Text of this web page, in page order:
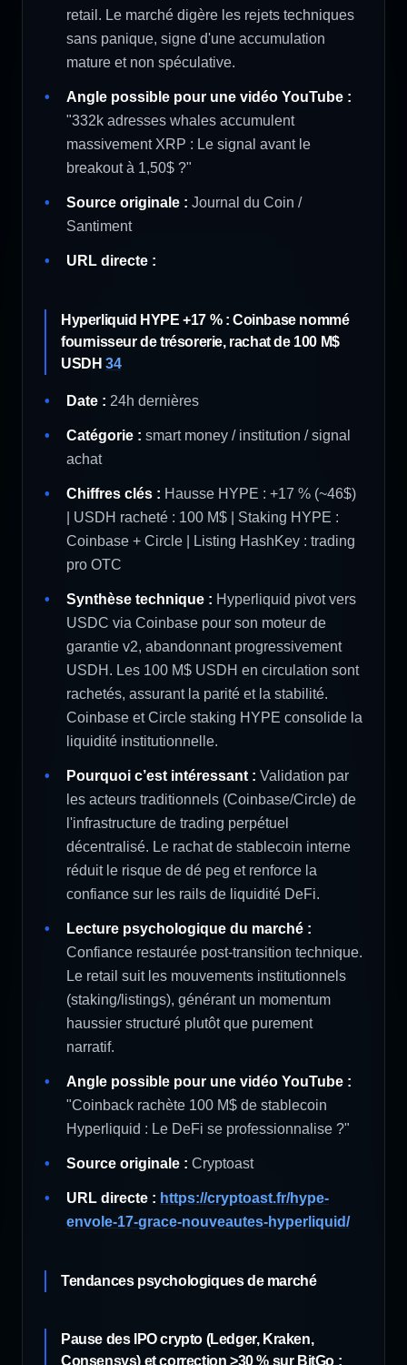
retail. Le marché digère les rejets techniques
sans panique, signe d'une accumulation
mature et non spéculative.
Angle possible pour une vidéo YouTube :
"332k adresses whales accumulent
massivement XRP : Le signal avant le
breakout à 1,50$ ?"
Source originale : Journal du Coin /
Santiment
URL directe :
Hyperliquid HYPE +17 % : Coinbase nommé
fournisseur de trésorerie, rachat de 100 M$
USDH 34
Date : 24h dernières
Catégorie : smart money / institution / signal
achat
Chiffres clés : Hausse HYPE : +17 % (~46$)
| USDH racheté : 100 M$ | Staking HYPE :
Coinbase + Circle | Listing HashKey : trading
pro OTC
Synthèse technique : Hyperliquid pivot vers
USDC via Coinbase pour son moteur de
garantie v2, abandonnant progressivement
USDH. Les 100 M$ USDH en circulation sont
rachetés, assurant la parité et la stabilité.
Coinbase et Circle staking HYPE consolide la
liquidité institutionnelle.
Pourquoi c’est intéressant : Validation par
les acteurs traditionnels (Coinbase/Circle) de
l'infrastructure de trading perpétuel
décentralisé. Le rachat de stablecoin interne
réduit le risque de dé peg et renforce la
confiance sur les rails de liquidité DeFi.
Lecture psychologique du marché :
Confiance restaurée post-transition technique.
Le retail suit les mouvements institutionnels
(staking/listings), générant un momentum
haussier structuré plutôt que purement
narratif.
Angle possible pour une vidéo YouTube :
"Coinback rachète 100 M$ de stablecoin
Hyperliquid : Le DeFi se professionnalise ?"
Source originale : Cryptoast
URL directe : https://cryptoast.fr/hype-
envole-17-grace-nouveautes-hyperliquid/
Tendances psychologiques de marché
Pause des IPO crypto (Ledger, Kraken,
Consensys) et correction >30 % sur BitGo :